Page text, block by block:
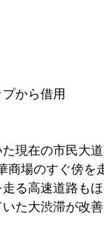
から借用
現在の市民大
商場のすぐ傍
る高速道路もほ
た大渋滞が改